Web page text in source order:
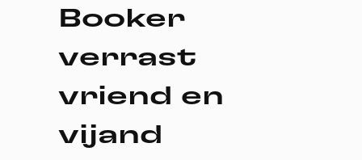
Booker
verrast
vriend en
vijand